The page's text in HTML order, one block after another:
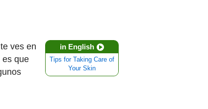
in English
Tips for Taking Care of
Your Skin
ves en
es que